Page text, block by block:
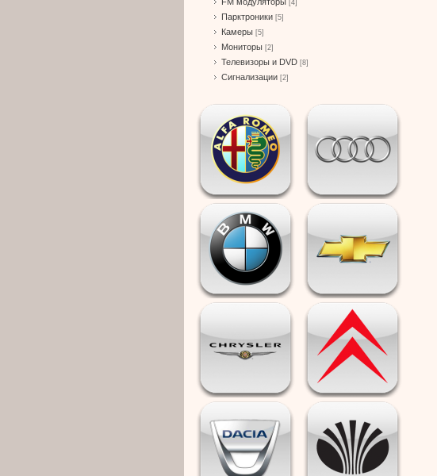
[4]
Парктроники [5]
Камеры [5]
Мониторы [2]
Телевизоры и DVD [8]
Сигнализации [2]